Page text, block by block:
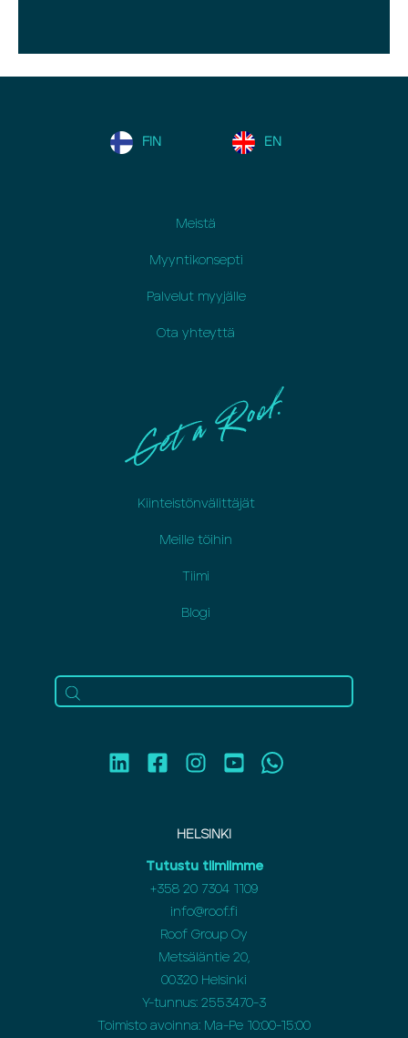
FIN EN
Meistä
Myyntikonsepti
Palvelut myyjälle
Ota yhteyttä
Kiinteistönvälittäjät
Meille töihin
Tiimi
Blogi
HELSINKI
Tutustu tiimiimme
+358 20 7304 1109
info@roof.fi
Roof Group Oy
Metsäläntie 20,
00320 Helsinki
Y-tunnus: 2553470-3
Toimisto avoinna: Ma-Pe 10:00-15:00